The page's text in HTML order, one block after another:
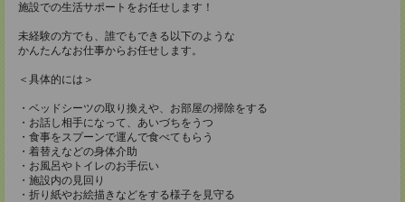
施設での生活サポートをお任せします！
未経験の方でも、誰でもできる以下のような
かんたんなお仕事からお任せします。
＜具体的には＞
・ベッドシーツの取り換えや、お部屋の掃除をする
・お話し相手になって、あいづちをうつ
・食事をスプーンで運んで食べてもらう
・着替えなどの身体介助
・お風呂やトイレのお手伝い
・施設内の見回り
・折り紙やお絵描きなどをする様子を見守る